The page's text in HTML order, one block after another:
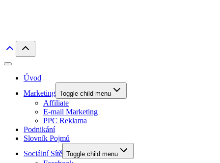
Úvod
Marketing Toggle child menu
Affiliate
E-mail Marketing
PPC Reklama
Podnikání
Slovník Pojmů
Sociální Sítě Toggle child menu